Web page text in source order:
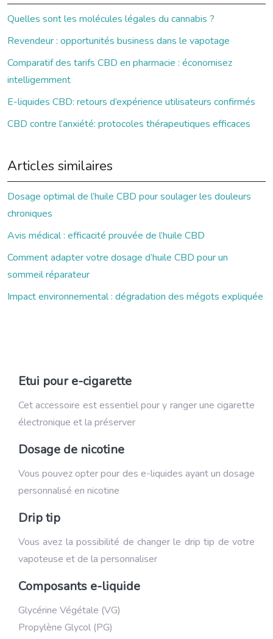
Quelles sont les molécules légales du cannabis ?
Revendeur : opportunités business dans le vapotage
Comparatif des tarifs CBD en pharmacie : économisez
intelligemment
E-liquides CBD: retours d’expérience utilisateurs confirmés
CBD contre l’anxiété: protocoles thérapeutiques efficaces
Articles similaires
Dosage optimal de l’huile CBD pour soulager les douleurs
chroniques
Avis médical : efficacité prouvée de l’huile CBD
Comment adapter votre dosage d’huile CBD pour un
sommeil réparateur
Impact environnemental : dégradation des mégots expliquée
Etui pour e-cigarette
Cet accessoire est essentiel pour y ranger une cigarette
électronique et la préserver
Dosage de nicotine
Vous pouvez opter pour des e-liquides ayant un dosage
personnalisé en nicotine
Drip tip
Vous avez la possibilité de changer le drip tip de votre
vapoteuse et de la personnaliser
Composants e-liquide
Glycérine Végétale (VG)
Propylène Glycol (PG)